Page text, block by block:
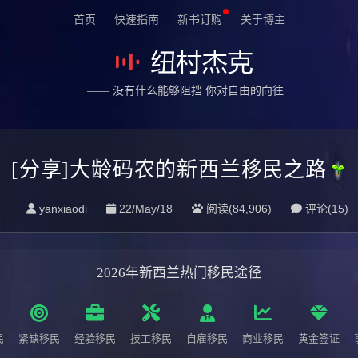
首页 快速指南 新书订购 关于博主
—— 没有什么能够阻挡 你对自由的向往
[分享]大龄码农的新西兰移民之路
yanxiaodi 22/May/18 阅读(84,906) 评论(15)
2026年新西兰热门移民途径
紧缺移民 经验移民 技工移民 自雇移民 商业移民 黄金签证